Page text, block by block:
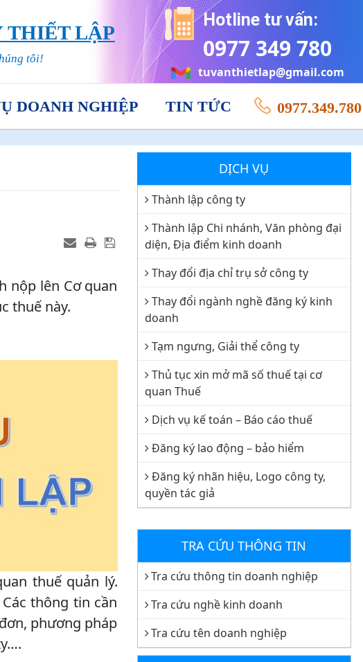
THIẾT LẬP
tôi!
Hotline tư vấn:
0977 349 780
tuvanthietlap@gmail.com
DOANH NGHIỆP TIN TỨC 0977.349.780
nộp lên Cơ quan
thuế này.
thuế quản lý.
thông tin cần
phương pháp
DỊCH VỤ
Thành lập công ty
Thành lập Chi nhánh, Văn phòng đại
diện, Địa điểm kinh doanh
Thay đổi địa chỉ trụ sở công ty
Thay đổi ngành nghề đăng ký kinh
doanh
Tạm ngưng, Giải thể công ty
Thủ tục xin mở mã số thuế tại cơ
quan Thuế
Dịch vụ kế toán – Báo cáo thuế
Đăng ký lao động – bảo hiểm
Đăng ký nhãn hiệu, Logo công ty,
quyền tác giả
TRA CỨU THÔNG TIN
Tra cứu thông tin doanh nghiệp
Tra cứu nghề kinh doanh
Tra cứu tên doanh nghiệp